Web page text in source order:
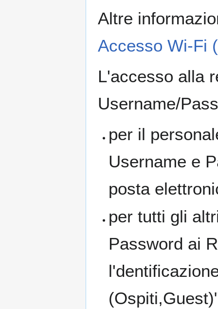
Altre
Accesso Wi-Fi
L'accesso alla
Username/
per il
Username e
posta
per tutti gli
Password ai